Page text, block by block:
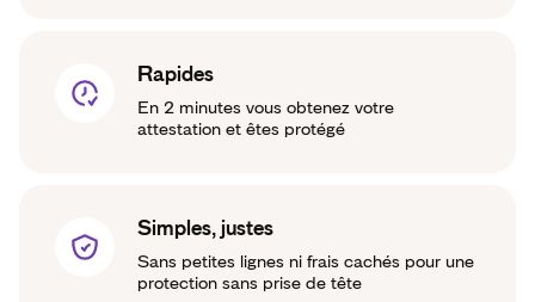
Rapides
En 2 minutes vous obtenez votre
attestation et êtes protégé
Simples, justes
Sans petites lignes ni frais cachés pour une
protection sans prise de tête